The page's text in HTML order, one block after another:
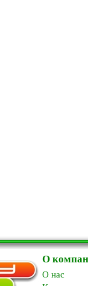
О
O нас